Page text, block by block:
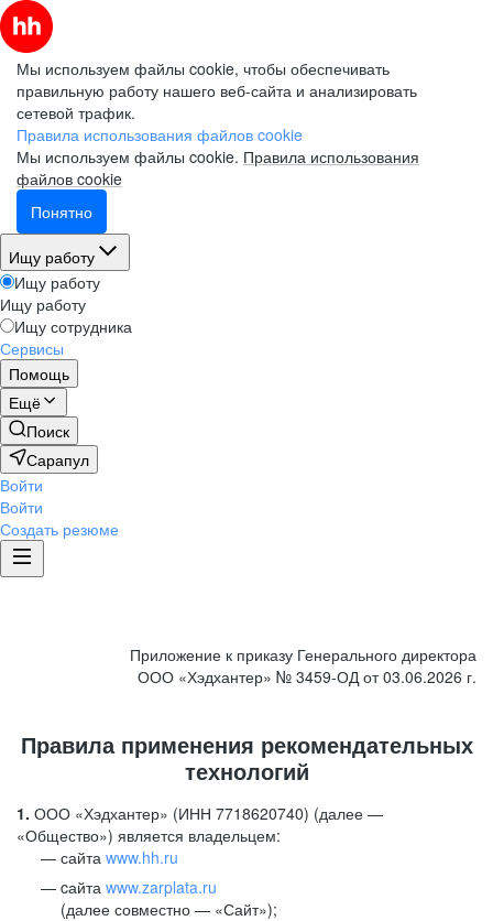
Мы используем файлы cookie, чтобы обеспечивать
правильную работу нашего веб-сайта и анализировать
сетевой трафик.
Правила использования файлов cookie
Мы используем файлы cookie. Правила использования
файлов cookie
Понятно
Ищу работу
Ищу работу
Ищу работу
Ищу сотрудника
Сервисы
Помощь
Ещё
Поиск
Сарапул
Войти
Войти
Создать резюме
Приложение к приказу Генерального директора
ООО «Хэдхантер» № 3459-ОД от 03.06.2026 г.
Правила применения рекомендательных
технологий
1. ООО «Хэдхантер» (ИНН 7718620740) (далее —
«Общество») является владельцем:
сайта www.hh.ru
cайта www.zarplata.ru
(далее совместно — «Сайт»);